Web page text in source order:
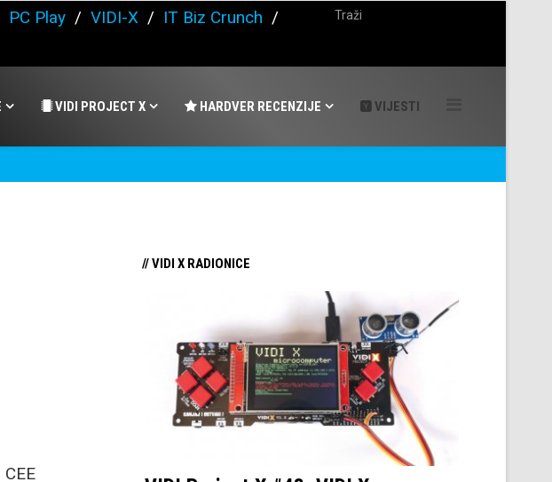
PC Play / VIDI-X / IT Biz Crunch /
VIDI PROJECT X HARDVER RECENZIJE VIJESTI
// VIDI X RADIONICE